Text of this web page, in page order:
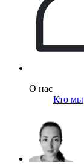
О нас
Кто мы